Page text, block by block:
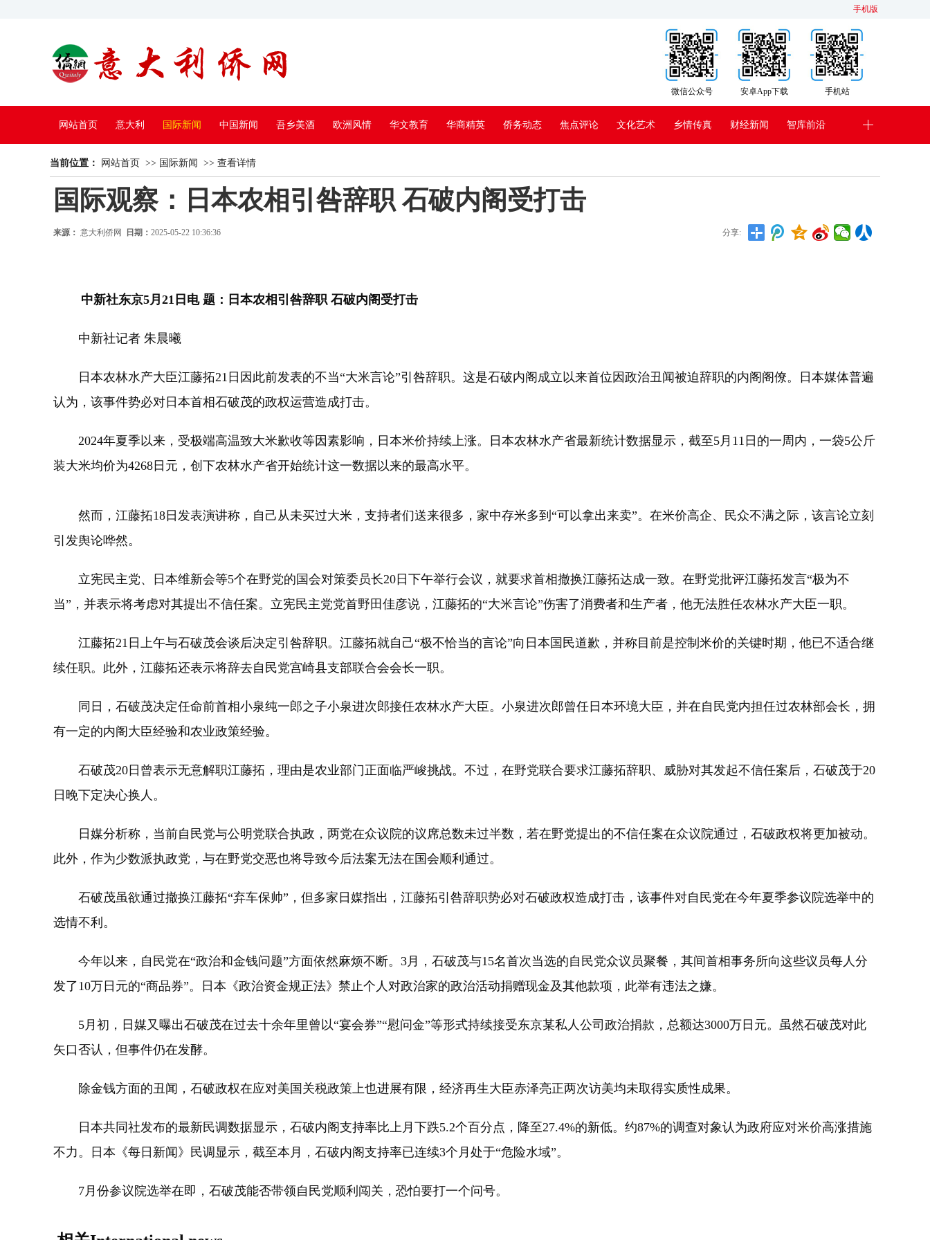
手机版
手机站
安卓App下载
微信公众号
网站首页 意大利 国际新闻 中国新闻 吾乡美酒 欧洲风情 华文教育 华商精英 侨务动态 焦点评论 文化艺术 乡情传真 财经新闻 智库前沿
中国电视
当前位置： 网站首页 >> 国际新闻 >> 查看详情
国际观察：日本农相引咎辞职 石破内阁受打击
来源： 意大利侨网 日期： 2025-05-22 10:36:36 分享:
中新社东京5月21日电 题：日本农相引咎辞职 石破内阁受打击
中新社记者 朱晨曦
日本农林水产大臣江藤拓21日因此前发表的不当“大米言论”引咎辞职。这是石破内阁成立以来首位因政治丑闻被迫辞职的内阁阁僚。日本媒体普遍
认为，该事件势必对日本首相石破茂的政权运营造成打击。
2024年夏季以来，受极端高温致大米歉收等因素影响，日本米价持续上涨。日本农林水产省最新统计数据显示，截至5月11日的一周内，一袋5公斤
装大米均价为4268日元，创下农林水产省开始统计这一数据以来的最高水平。
然而，江藤拓18日发表演讲称，自己从未买过大米，支持者们送来很多，家中存米多到“可以拿出来卖”。在米价高企、民众不满之际，该言论立刻
引发舆论哗然。
立宪民主党、日本维新会等5个在野党的国会对策委员长20日下午举行会议，就要求首相撤换江藤拓达成一致。在野党批评江藤拓发言“极为不
当”，并表示将考虑对其提出不信任案。立宪民主党党首野田佳彦说，江藤拓的“大米言论”伤害了消费者和生产者，他无法胜任农林水产大臣一职。
江藤拓21日上午与石破茂会谈后决定引咎辞职。江藤拓就自己“极不恰当的言论”向日本国民道歉，并称目前是控制米价的关键时期，他已不适合继
续任职。此外，江藤拓还表示将辞去自民党宫崎县支部联合会会长一职。
同日，石破茂决定任命前首相小泉纯一郎之子小泉进次郎接任农林水产大臣。小泉进次郎曾任日本环境大臣，并在自民党内担任过农林部会长，拥
有一定的内阁大臣经验和农业政策经验。
石破茂20日曾表示无意解职江藤拓，理由是农业部门正面临严峻挑战。不过，在野党联合要求江藤拓辞职、威胁对其发起不信任案后，石破茂于20
日晚下定决心换人。
日媒分析称，当前自民党与公明党联合执政，两党在众议院的议席总数未过半数，若在野党提出的不信任案在众议院通过，石破政权将更加被动。
此外，作为少数派执政党，与在野党交恶也将导致今后法案无法在国会顺利通过。
石破茂虽欲通过撤换江藤拓“弃车保帅”，但多家日媒指出，江藤拓引咎辞职势必对石破政权造成打击，该事件对自民党在今年夏季参议院选举中的
选情不利。
今年以来，自民党在“政治和金钱问题”方面依然麻烦不断。3月，石破茂与15名首次当选的自民党众议员聚餐，其间首相事务所向这些议员每人分
发了10万日元的“商品券”。日本《政治资金规正法》禁止个人对政治家的政治活动捐赠现金及其他款项，此举有违法之嫌。
5月初，日媒又曝出石破茂在过去十余年里曾以“宴会券”“慰问金”等形式持续接受东京某私人公司政治捐款，总额达3000万日元。虽然石破茂对此
矢口否认，但事件仍在发酵。
除金钱方面的丑闻，石破政权在应对美国关税政策上也进展有限，经济再生大臣赤泽亮正两次访美均未取得实质性成果。
日本共同社发布的最新民调数据显示，石破内阁支持率比上月下跌5.2个百分点，降至27.4%的新低。约87%的调查对象认为政府应对米价高涨措施
不力。日本《每日新闻》民调显示，截至本月，石破内阁支持率已连续3个月处于“危险水域”。
7月份参议院选举在即，石破茂能否带领自民党顺利闯关，恐怕要打一个问号。